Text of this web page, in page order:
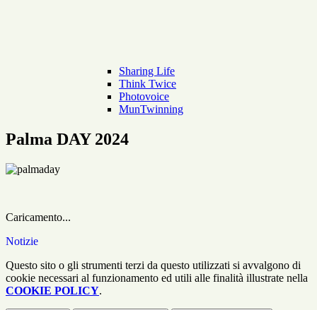
Sharing Life
Think Twice
Photovoice
MunTwinning
Palma DAY 2024
Caricamento...
Notizie
Questo sito o gli strumenti terzi da questo utilizzati si avvalgono di
cookie necessari al funzionamento ed utili alle finalità illustrate nella
COOKIE POLICY.